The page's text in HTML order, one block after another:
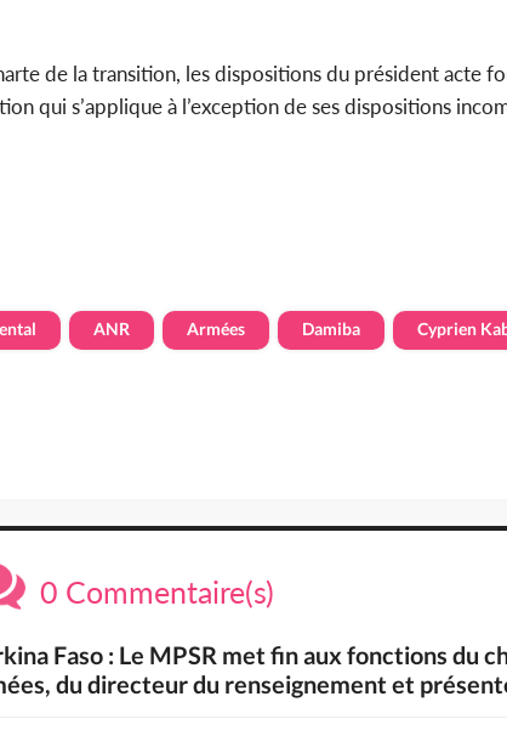
de la transition, les dispositions du président acte
qui s’applique à l’exception de ses dispositions
ANR Armées Damiba Cyprien
0 Commentaire(s)
Faso : Le MPSR met fin aux fonctions du
du directeur du renseignement et